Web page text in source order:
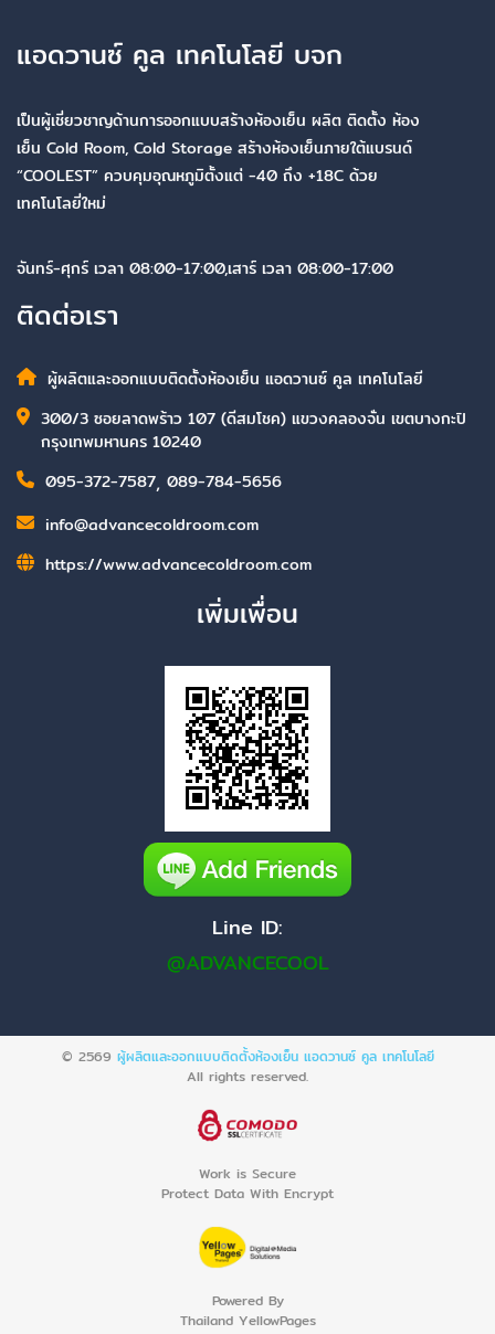
แอดวานซ์ คูล เทคโนโลยี บจก
เป็นผู้เชี่ยวชาญด้านการออกแบบสร้างห้องเย็น ผลิต ติดตั้ง ห้อง
เย็น Cold Room, Cold Storage สร้างห้องเย็นภายใต้แบรนด์
“COOLEST” ควบคุมอุณหภูมิตั้งแต่ -40 ถึง +18C ด้วย
เทคโนโลยี่ใหม่
จันทร์-ศุกร์ เวลา 08:00-17:00,เสาร์ เวลา 08:00-17:00
ติดต่อเรา
ผู้ผลิตและออกแบบติดตั้งห้องเย็น แอดวานซ์ คูล เทคโนโลยี
300/3 ซอยลาดพร้าว 107 (ดีสมโชค) แขวงคลองจั่น เขตบางกะปิ
กรุงเทพมหานคร 10240
095-372-7587, 089-784-5656
info@advancecoldroom.com
https://www.advancecoldroom.com
เพิ่มเพื่อน
Line ID:
@ADVANCECOOL
© 2569 ผู้ผลิตและออกแบบติดตั้งห้องเย็น แอดวานซ์ คูล เทคโนโลยี
All rights reserved.
Work is Secure
Protect Data With Encrypt
Powered By
Thailand YellowPages